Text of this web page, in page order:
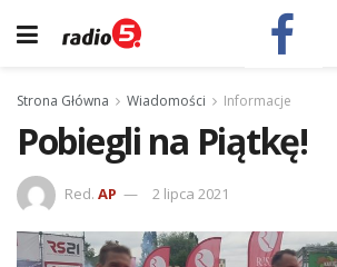
Strona Główna Wiadomości Informacje
Pobiegli na Piątkę!
Red. AP 2 lipca 2021